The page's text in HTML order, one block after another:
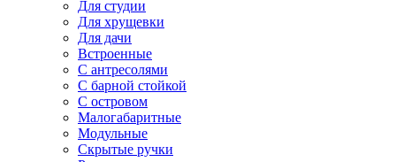
Для студии
Для хрущевки
Для дачи
Встроенные
С антресолями
С барной стойкой
С островом
Малогабаритные
Модульные
Скрытые ручки